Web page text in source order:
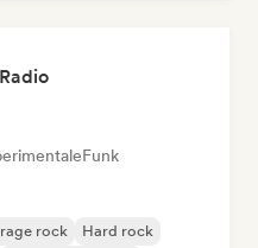
Funk
rock
Hard rock